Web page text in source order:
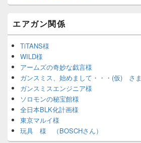
エアガン関係
TiTANS様
WILD様
アームズの奇妙な戯言様
ガンスミス、始めまして・・・(仮) さま
ガンスミスエンジニア様
ソロモンの秘宝館様
全日本BLK化計画様
東京マルイ様
玩具 様 （BOSCHさん）